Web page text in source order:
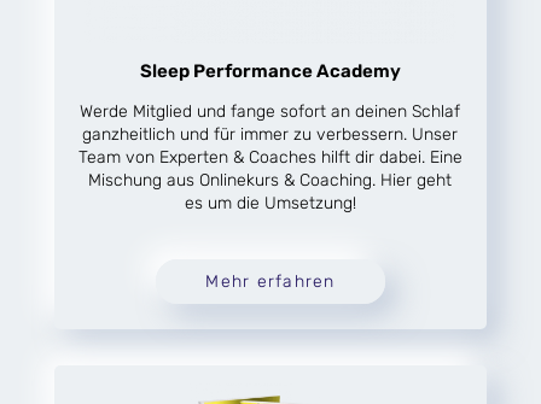
Sleep Performance Academy
Werde Mitglied und fange sofort an deinen Schlaf
ganzheitlich und für immer zu verbessern. Unser
Team von Experten & Coaches hilft dir dabei. Eine
Mischung aus Onlinekurs & Coaching. Hier geht
es um die Umsetzung!
Mehr erfahren